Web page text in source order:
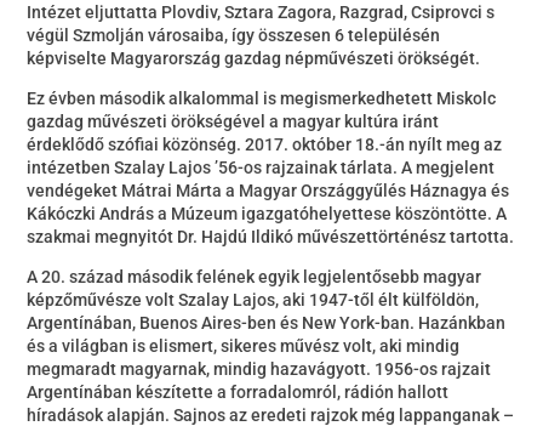
Intézet eljuttatta Plovdiv, Sztara Zagora, Razgrad, Csiprovci s
végül Szmolján városaiba, így összesen 6 településén
képviselte Magyarország gazdag népművészeti örökségét.
Ez évben második alkalommal is megismerkedhetett Miskolc
gazdag művészeti örökségével a magyar kultúra iránt
érdeklődő szófiai közönség. 2017. október 18.-án nyílt meg az
intézetben Szalay Lajos ’56-os rajzainak tárlata. A megjelent
vendégeket Mátrai Márta a Magyar Országgyűlés Háznagya és
Kákóczki András a Múzeum igazgatóhelyettese köszöntötte. A
szakmai megnyitót Dr. Hajdú Ildikó művészettörténész tartotta.
A 20. század második felének egyik legjelentősebb magyar
képzőművésze volt Szalay Lajos, aki 1947-től élt külföldön,
Argentínában, Buenos Aires-ben és New York-ban. Hazánkban
és a világban is elismert, sikeres művész volt, aki mindig
megmaradt magyarnak, mindig hazavágyott. 1956-os rajzait
Argentínában készítette a forradalomról, rádión hallott
híradások alapján. Sajnos az eredeti rajzok még lappanganak –